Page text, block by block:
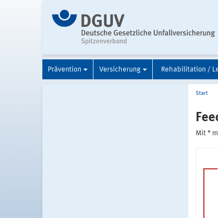
Prävention Versicherung Rehabilitation /
Start
Mit *